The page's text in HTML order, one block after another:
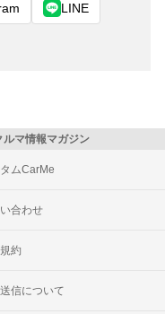
LINE
マ情報マガジン
ムCarMe
合わせ
約
信について